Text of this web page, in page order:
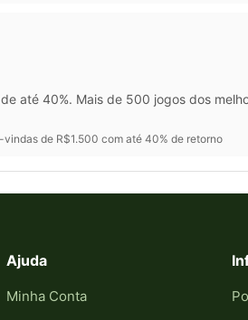
até 40%. Mais de 500 jogos dos
vindas de R$1.500 com até 40% de retorno
Ajuda
Minha Conta